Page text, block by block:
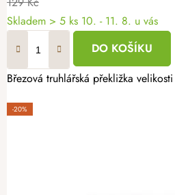
Skladem > 5 ks 10. - 11. 8. u vás
DO KOŠÍKU
Březová truhlářská překližka
-20%